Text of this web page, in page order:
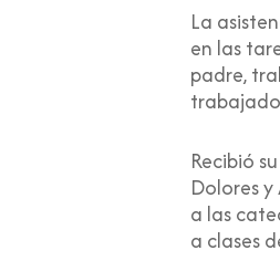
La
en las
padre,
Recibió
Dolores
a las
a clases